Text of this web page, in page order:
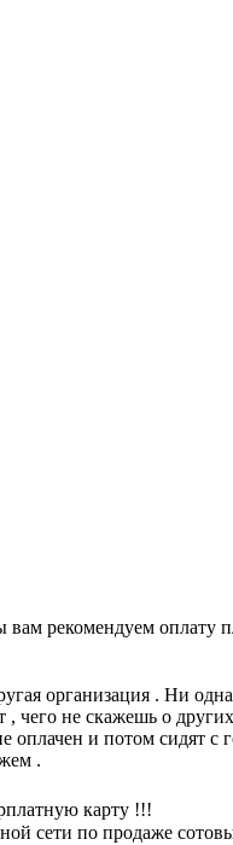
рекомендуем
организация . Ни
чего не скажешь о
оплачен и потом сидят с
.
карту !!!
сети по продаже